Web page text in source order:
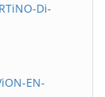
Di-
EN-